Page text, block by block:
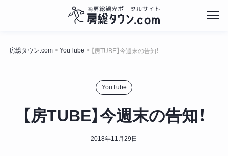
ン
テ
房総タウン.com> YouTube > 【房TUBE】今週末の告知！
YouTube
【房TUBE】今週末の告知！
2018年11月29日